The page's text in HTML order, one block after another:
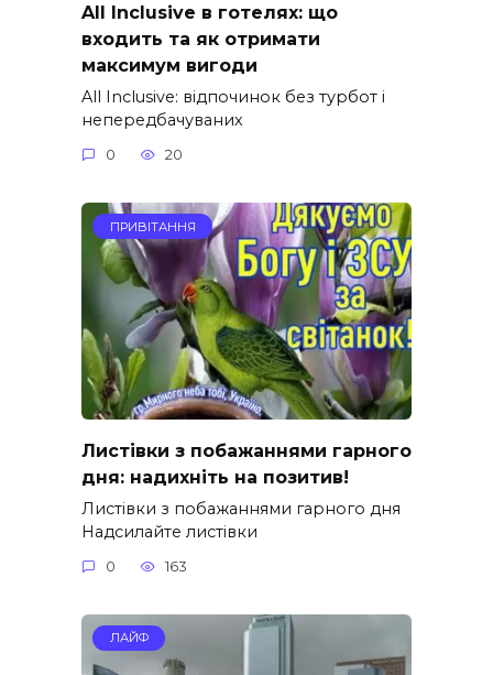
All Inclusive в готелях: що
входить та як отримати
максимум вигоди
All Inclusive: відпочинок без турбот і
непередбачуваних
0 20
ПРИВІТАННЯ
Листівки з побажаннями гарного
дня: надихніть на позитив!
Листівки з побажаннями гарного дня
Надсилайте листівки
0 163
ЛАЙФ